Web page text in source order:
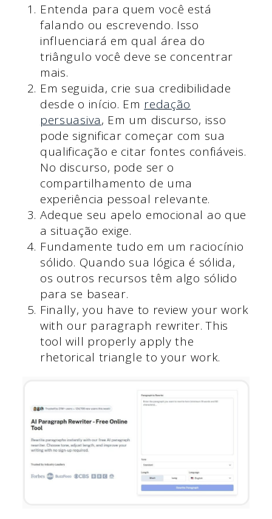
Entenda para quem você está
falando ou escrevendo. Isso
influenciará em qual área do
triângulo você deve se concentrar
mais.
Em seguida, crie sua credibilidade
desde o início. Em redação
persuasiva, Em um discurso, isso
pode significar começar com sua
qualificação e citar fontes confiáveis.
No discurso, pode ser o
compartilhamento de uma
experiência pessoal relevante.
Adeque seu apelo emocional ao que
a situação exige.
Fundamente tudo em um raciocínio
sólido. Quando sua lógica é sólida,
os outros recursos têm algo sólido
para se basear.
Finally, you have to review your work
with our paragraph rewriter. This
tool will properly apply the
rhetorical triangle to your work.